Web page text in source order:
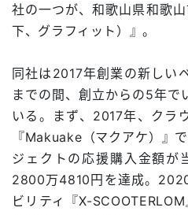
社の一つが、和歌山県和歌
下、グラフィット）』。
同社は2017年創業の新しい
までの間、創立からの5年で
いる。まず、2017年、クラ
『Makuake（マクアケ）』
ジェクトの応援購入金額が
2800万4810円を達成。
ビリティ『X-